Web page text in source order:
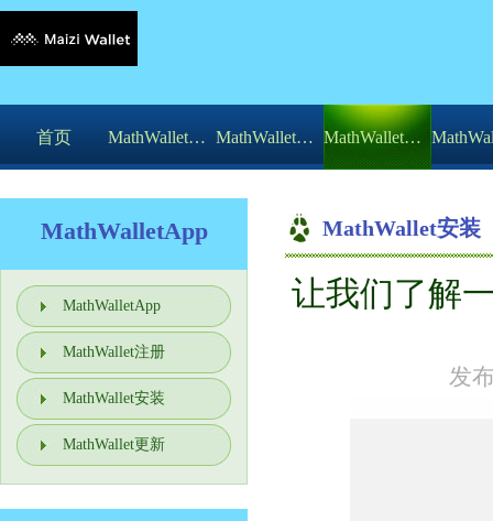
首页 MathWalletApp MathWallet注册 MathWallet安装
MathWalletApp
MathWalletApp
MathWallet注册
MathWallet安装
MathWallet更新
MathWallet安装
你的位置：
让我们了解
发